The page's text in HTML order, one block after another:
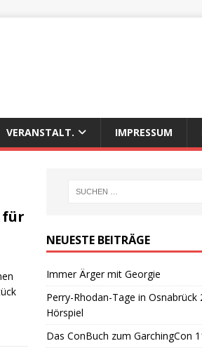
VERANSTALT. IMPRESSUM
für
NEUESTE BEITRÄGE
Immer Ärger mit Georgie
Perry-Rhodan-Tage in Osnabrück
Hörspiel
Das ConBuch zum GarchingCon